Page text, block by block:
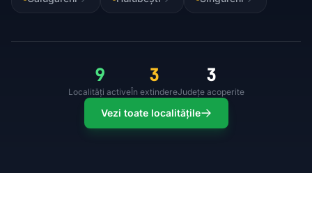
9
Localități active
3
În extindere
3
Județe acoperite
Vezi toate localitățile